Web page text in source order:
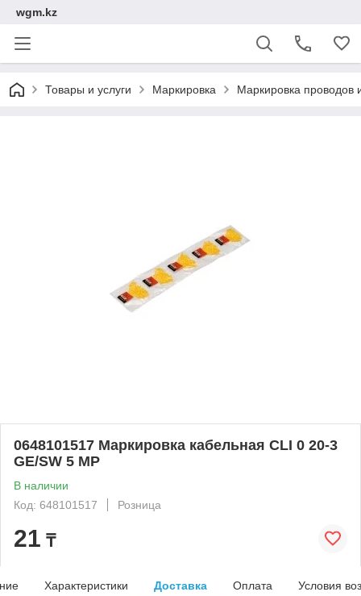
wgm.kz
Товары и услуги Маркировка Маркировка проводов
0648101517 Маркировка кабельная CLI 0 20-3
GE/SW 5 MP
В наличии
Код: 648101517
Розница
21 ₸
Характеристики Доставка Оплата Условия